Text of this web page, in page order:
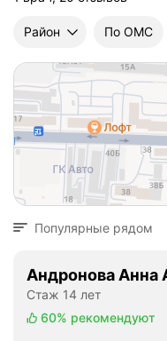
Район По ОМС
Популярные рядом
Андронова Анна
Стаж 14 лет
60% рекомендуют